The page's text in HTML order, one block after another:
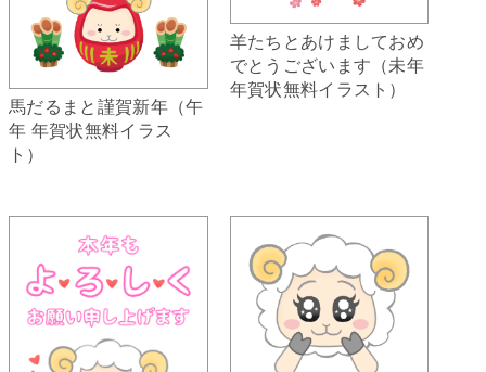
馬だるまと謹賀新年（午
年 年賀状無料イラス
ト）
羊たちとあけましておめ
でとうございます（未年
年賀状無料イラスト）